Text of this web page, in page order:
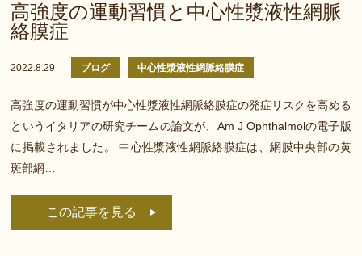
高強度の運動習慣と中心性漿液性網脈
絡膜症
2022.8.29 ブログ 中心性漿液性網脈絡膜症
高強度の運動習慣が中心性漿液性網脈絡膜症の発症リスクを高める
というイタリアの研究チームの論文が、Am J Ophthalmolの電子版
に掲載されました。 中心性漿液性網脈絡膜症は、網膜中央部の黄
斑部網…
この記事を見る